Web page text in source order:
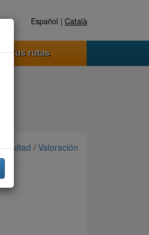
Español | Català
Tus rutas
/ Valoración